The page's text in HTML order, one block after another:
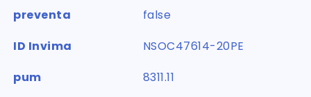
preventa
false
ID Invima
NSOC47614-20PE
pum
8311.11